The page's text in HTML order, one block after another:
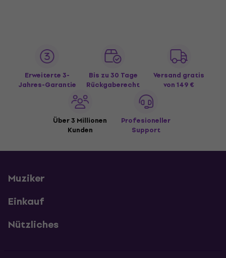
Erweiterte 3-
Jahres-Garantie
Bis zu 30 Tage
Rückgaberecht
Versand gratis
von 149 €
Über 3 Millionen
Kunden
Profesioneller
Support
Muziker
Einkauf
Nützliches